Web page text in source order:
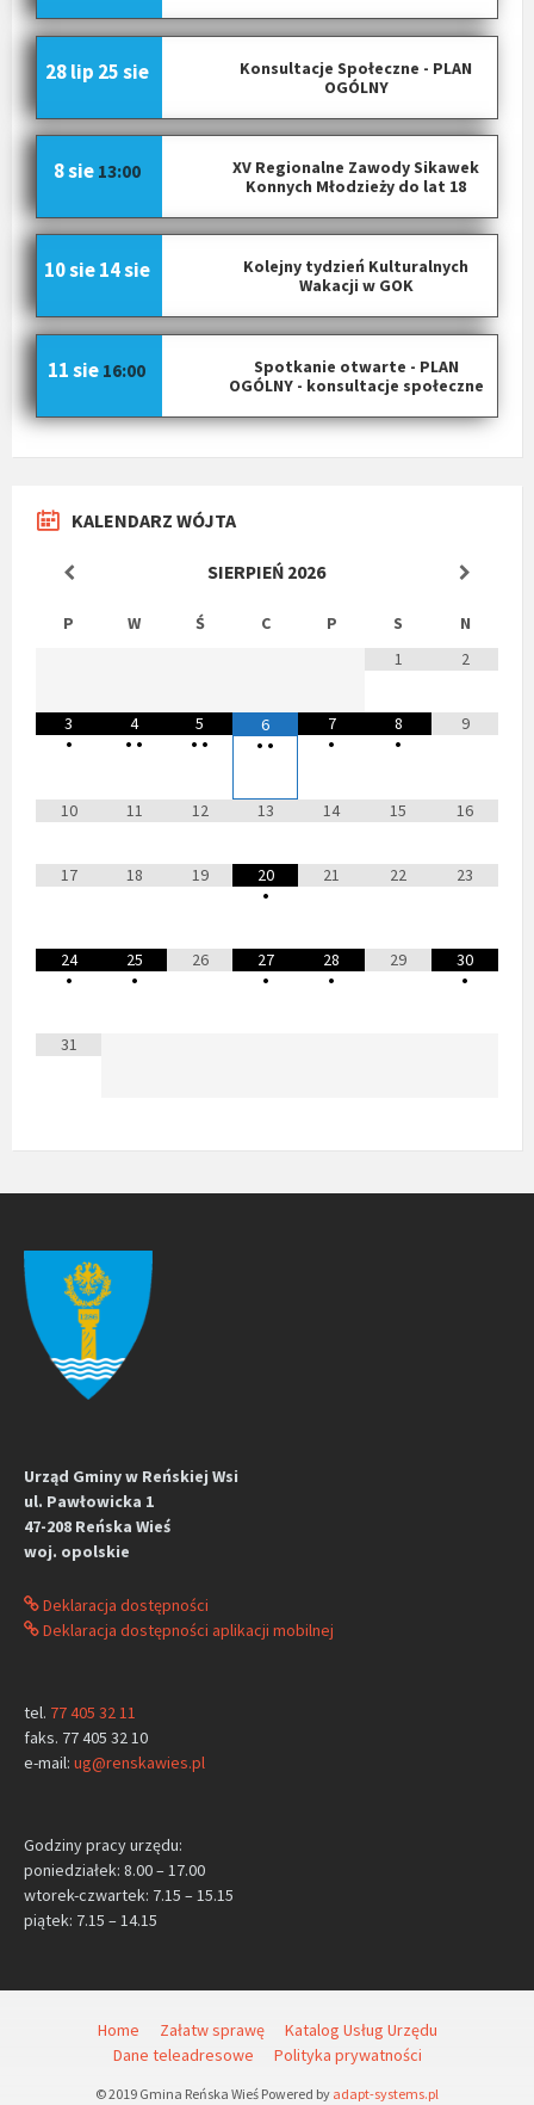
Konsultacje Społeczne - PLAN
OGÓLNY
28 lip 25 sie
XV Regionalne Zawody Sikawek
Konnych Młodzieży do lat 18
8 sie 13:00
Kolejny tydzień Kulturalnych
Wakacji w GOK
10 sie 14 sie
Spotkanie otwarte - PLAN
OGÓLNY - konsultacje społeczne
11 sie 16:00
KALENDARZ WÓJTA
SIERPIEŃ 2026
P W Ś C P S
N
1
2
3
•
4
• •
5
• •
6
• •
7
•
8
•
9
10 11 12 13 14 15 16
17 18 19
20
•
21 22 23
24
•
25
•
26
27
•
28
•
29
30
•
31
Urząd Gminy w Reńskiej Wsi
ul. Pawłowicka 1
47-208 Reńska Wieś
woj. opolskie
Deklaracja dostępności
Deklaracja dostępności aplikacji mobilnej
tel. 77 405 32 11
faks. 77 405 32 10
e-mail: ug@renskawies.pl
Godziny pracy urzędu:
poniedziałek: 8.00 – 17.00
wtorek-czwartek: 7.15 – 15.15
piątek: 7.15 – 14.15
Home Załatw sprawę
Katalog Usług Urzędu
Dane teleadresowe
Polityka prywatności
© 2019 Gmina Reńska Wieś Powered by adapt-systems.pl